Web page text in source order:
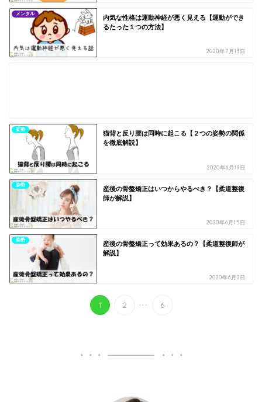
メンタル
内気な性格は運動神経が悪く見える【運動ができ
るたった１つの方法】
2020年7月13日
姿勢
猫背と反り腰は同時に起こる【２つの姿勢の関係
を徹底解説】
2020年6月19日
姿勢
産後の骨盤矯正はいつからやるべき？【柔道整復
師が解説】
2020年6月15日
姿勢
産後の骨盤矯正って効果あるの？【柔道整復師が
解説】
2020年6月2日
1 2 ... 6